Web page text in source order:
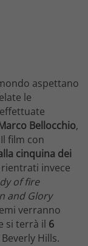
aspettano
le
Bellocchio,
film con
cinquina dei
invece
of fire
and Glory
verranno
si terrà il 6
Hills.